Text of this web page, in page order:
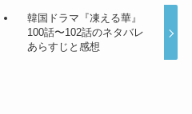
韓国ドラマ『凍える華』
100話〜102話のネタバレ
あらすじと感想